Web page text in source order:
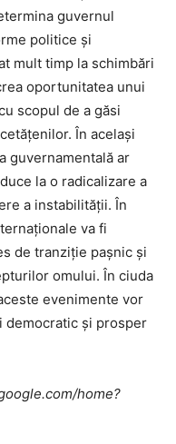
guvernul
politice și
mult timp la schimbări
oportunitatea unui
scopul de a găsi
În același
guvernamentală ar
la o radicalizare a
a instabilității. În
va fi
de tranziție pașnic și
omului. În ciuda
evenimente vor
democratic și prosper
home?